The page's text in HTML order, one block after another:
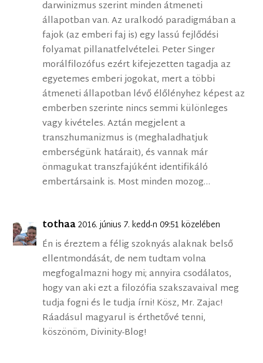
darwinizmus szerint minden átmeneti
állapotban van. Az uralkodó paradigmában a
fajok (az emberi faj is) egy lassú fejlődési
folyamat pillanatfelvételei. Peter Singer
morálfilozófus ezért kifejezetten tagadja az
egyetemes emberi jogokat, mert a többi
átmeneti állapotban lévő élőlényhez képest az
emberben szerinte nincs semmi különleges
vagy kivételes. Aztán megjelent a
transzhumanizmus is (meghaladhatjuk
emberségünk határait), és vannak már
önmagukat transzfajúként identifikáló
embertársaink is. Most minden mozog…
tothaa2016. június 7. kedd-n 09:51 közelében
Én is éreztem a félig szoknyás alaknak belső
ellentmondását, de nem tudtam volna
megfogalmazni hogy mi; annyira csodálatos,
hogy van aki ezt a filozófia szakszavaival meg
tudja fogni és le tudja írni! Kösz, Mr. Zajac!
Ráadásul magyarul is érthetővé tenni,
köszönöm, Divinity-Blog!